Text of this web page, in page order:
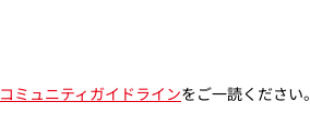
コミュニティガイドラインをご一読ください。